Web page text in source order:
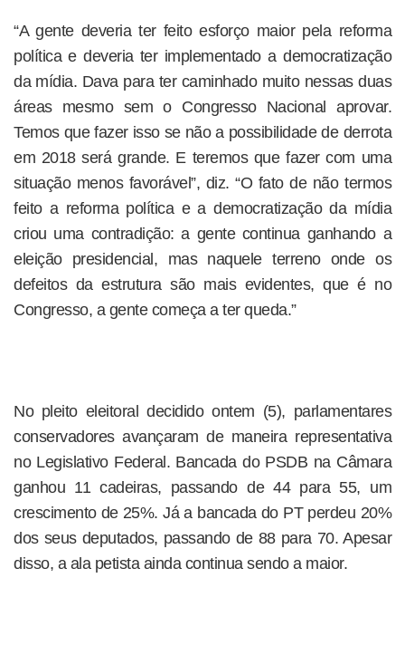
“A gente deveria ter feito esforço maior pela reforma
política e deveria ter implementado a democratização
da mídia. Dava para ter caminhado muito nessas duas
áreas mesmo sem o Congresso Nacional aprovar.
Temos que fazer isso se não a possibilidade de derrota
em 2018 será grande. E teremos que fazer com uma
situação menos favorável”, diz. “O fato de não termos
feito a reforma política e a democratização da mídia
criou uma contradição: a gente continua ganhando a
eleição presidencial, mas naquele terreno onde os
defeitos da estrutura são mais evidentes, que é no
Congresso, a gente começa a ter queda.”
No pleito eleitoral decidido ontem (5), parlamentares
conservadores avançaram de maneira representativa
no Legislativo Federal. Bancada do PSDB na Câmara
ganhou 11 cadeiras, passando de 44 para 55, um
crescimento de 25%. Já a bancada do PT perdeu 20%
dos seus deputados, passando de 88 para 70. Apesar
disso, a ala petista ainda continua sendo a maior.